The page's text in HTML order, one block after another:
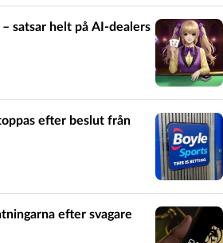
satsar helt på AI-dealers
efter beslut från
efter svagare